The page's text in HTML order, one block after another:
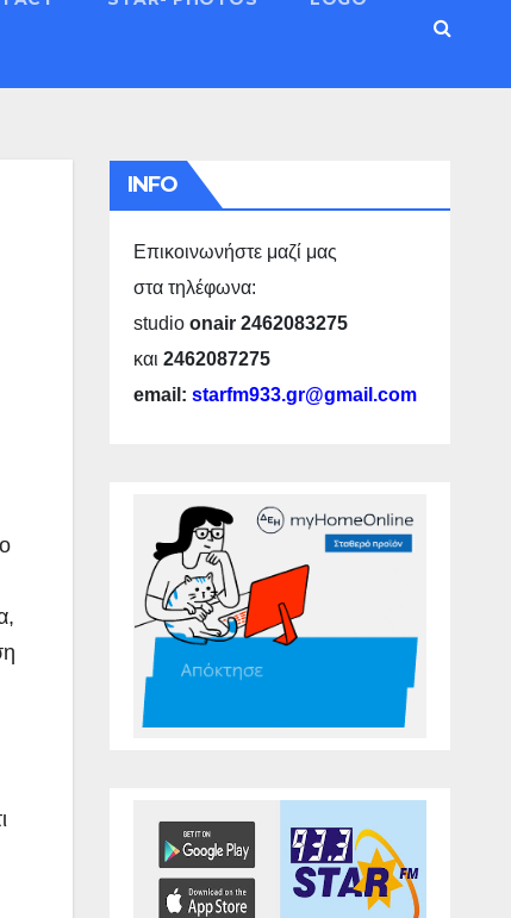
INFO
Επικοινωνήστε μαζί μας
στα τηλέφωνα:
studio onair 2462083275
και 2462087275
email: starfm933.gr@gmail.com